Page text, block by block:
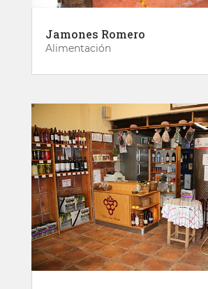
Jamones Romero
Alimentación